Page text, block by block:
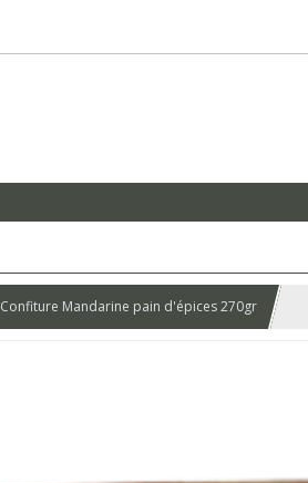
Confiture Mandarine pain d'épices 270gr